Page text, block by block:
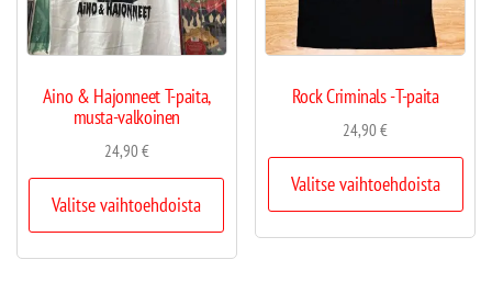
Aino & Hajonneet T-paita,
musta-valkoinen
24,90€
Valitse vaihtoehdoista
Rock Criminals -T-paita
24,90€
Valitse vaihtoehdoista